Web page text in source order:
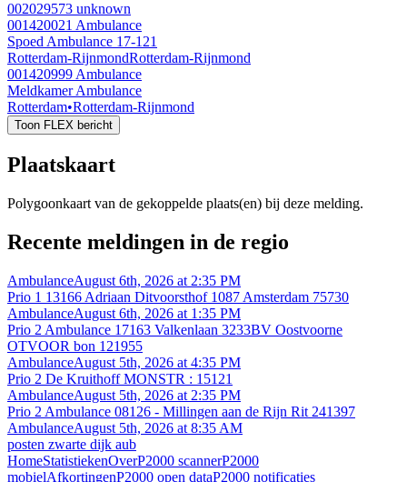
002029573 unknown
001420021 Ambulance
Spoed Ambulance 17-121
Rotterdam-RijnmondRotterdam-Rijnmond
001420999 Ambulance
Meldkamer Ambulance
Rotterdam•Rotterdam-Rijnmond
Toon FLEX bericht
Plaatskaart
Polygoonkaart van de gekoppelde plaats(en) bij deze melding.
Recente meldingen in de regio
AmbulanceAugust 6th, 2026 at 2:35 PM
Prio 1 13166 Adriaan Ditvoorsthof 1087 Amsterdam 75730
AmbulanceAugust 6th, 2026 at 1:35 PM
Prio 2 Ambulance 17163 Valkenlaan 3233BV Oostvoorne
OTVOOR bon 121955
AmbulanceAugust 5th, 2026 at 4:35 PM
Prio 2 De Kruithoff MONSTR : 15121
AmbulanceAugust 5th, 2026 at 2:35 PM
Prio 2 Ambulance 08126 - Millingen aan de Rijn Rit 241397
AmbulanceAugust 5th, 2026 at 8:35 AM
posten zwarte dijk aub
HomeStatistiekenOverP2000 scannerP2000
mobielAfkortingenP2000 open dataP2000 notificaties